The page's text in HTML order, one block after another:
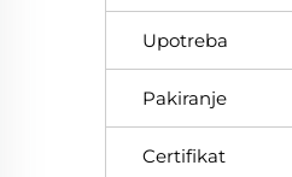
Upotreba
Pakiranje
Certifikat